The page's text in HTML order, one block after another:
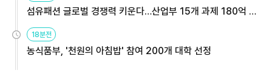
섬유패션 글로벌 경쟁력 키운다…산업부 15개 과제 180억 지
원
18분전
농식품부, '천원의 아침밥' 참여 200개 대학 선정